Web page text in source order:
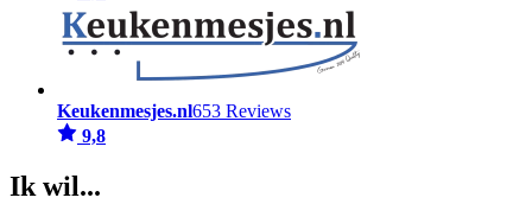
Keukenmesjes.nl653 Reviews
9,8
Ik wil...